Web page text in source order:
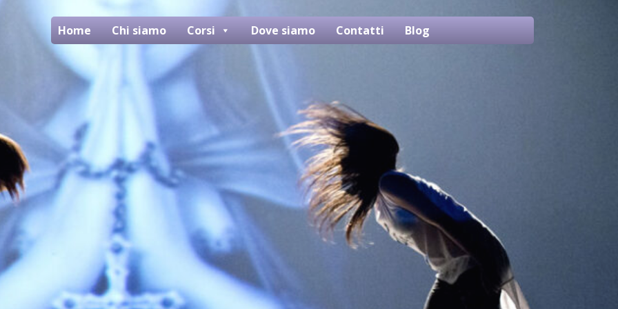
Home Chi siamo Corsi Dove siamo Contatti Blog